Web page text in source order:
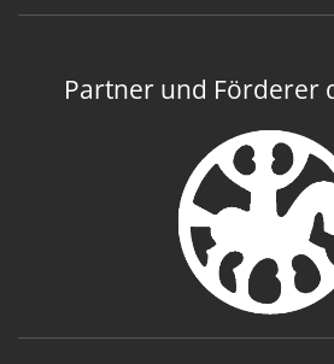
Partner und Förderer